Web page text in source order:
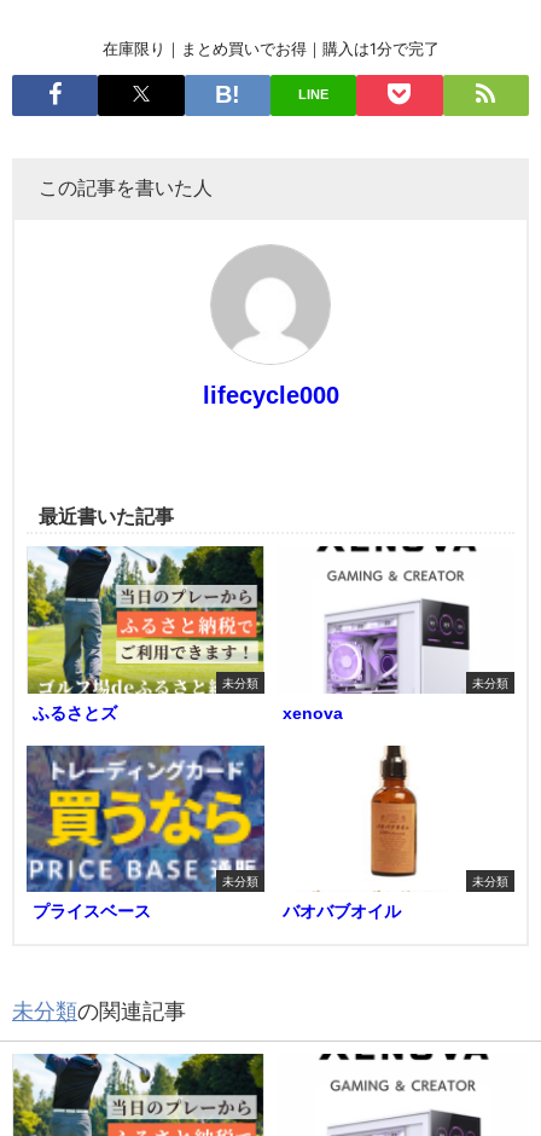
在庫限り｜まとめ買いでお得｜購入は1分で完了
LINE
この記事を書いた人
lifecycle000
最近書いた記事
未分類
ふるさとズ
未分類
xenova
未分類
プライスベース
未分類
バオバブオイル
未分類の関連記事